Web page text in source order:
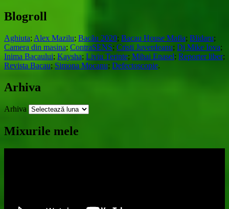
Blogroll
Aghiuta; Alex Mazilu; Bacău 2020; Bacau House Mafia; Blidaru;
Camera din masina; ContraSENS; Cristi Juverdeanu; Dj Mike Iova;
Inima Bacaului; Kaysha; Liviu Terinte; Mihai Enasel; Reporter liber;
Revista Bacau; Simona Mocanu; Defectoscopie.
Arhiva
Arhiva
Mixurile mele